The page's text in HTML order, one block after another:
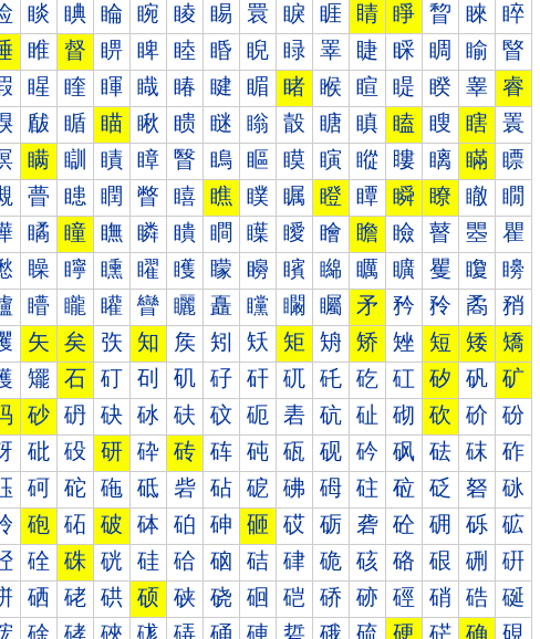
睒 睓 睔 睕 睖 睗 睘 睙 睚 睛 睜 睝 睞 睟
睢 督 睤 睥 睦 睧 睨 睩 睪 睫 睬 睭 睮 睯
睲 睳 睴 睵 睶 睷 睸 睹 睺 睻 睼 睽 睾 睿
瞂 瞃 瞄 瞅 瞆 瞇 瞈 瞉 瞊 瞋 瞌 瞍 瞎 瞏
瞒 瞓 瞔 瞕 瞖 瞗 瞘 瞙 瞚 瞛 瞜 瞝 瞞 瞟
瞢 瞣 瞤 瞥 瞦 瞧 瞨 瞩 瞪 瞫 瞬 瞭 瞮 瞯
瞲 瞳 瞴 瞵 瞶 瞷 瞸 瞹 瞺 瞻 瞼 瞽 瞾 瞿
矂 矃 矄 矅 矆 矇 矈 矉 矊 矋 矌 矍 矎 矏
矒 矓 矔 矕 矖 矗 矘 矙 矚 矛 矜 矝 矞 矟
矢 矣 矤 知 矦 矧 矨 矩 矪 矫 矬 短 矮 矯
矲 石 矴 矵 矶 矷 矸 矹 矺 矻 矼 矽 矾 矿
砂 砃 砄 砅 砆 砇 砈 砉 砊 砋 砌 砍 砎 砏
砒 砓 研 砕 砖 砗 砘 砙 砚 砛 砜 砝 砞 砟
砢 砣 砤 砥 砦 砧 砨 砩 砪 砫 砬 砭 砮 砯
砲 砳 破 砵 砶 砷 砸 砹 砺 砻 砼 砽 砾 砿
硂 硃 硄 硅 硆 硇 硈 硉 硊 硋 硌 硍 硎 硏
硒 硓 硔 硕 硖 硗 硘 硙 硚 硛 硜 硝 硞 硟
硢 硣 硤 硥 硦 硧 硨 硩 硪 硫 硬 硭 确 硯